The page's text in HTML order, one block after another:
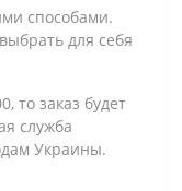
способами.
для себя
то заказ будет
служба
Украины.